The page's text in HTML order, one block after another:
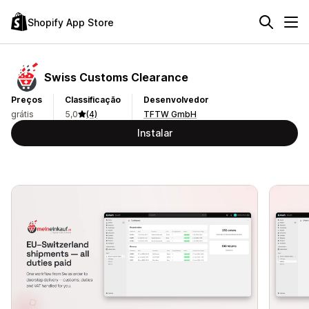
Shopify App Store
Swiss Customs Clearance
Preços
grátis
Classificação
5,0
(4)
Desenvolvedor
TFTW GmbH
Instalar